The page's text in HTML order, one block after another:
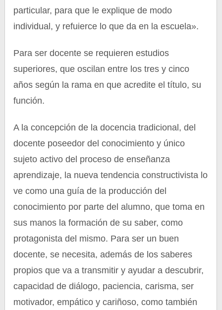
particular, para que le explique de modo
individual, y refuierce lo que da en la escuela».
Para ser docente se requieren estudios
superiores, que oscilan entre los tres y cinco
años según la rama en que acredite el título, su
función.
A la concepción de la docencia tradicional, del
docente poseedor del conocimiento y único
sujeto activo del proceso de enseñanza
aprendizaje, la nueva tendencia constructivista lo
ve como una guía de la producción del
conocimiento por parte del alumno, que toma en
sus manos la formación de su saber, como
protagonista del mismo. Para ser un buen
docente, se necesita, además de los saberes
propios que va a transmitir y ayudar a descubrir,
capacidad de diálogo, paciencia, carisma, ser
motivador, empático y cariñoso, como también